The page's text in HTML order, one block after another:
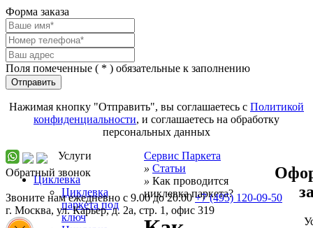
Форма заказа
Поля помеченные ( * ) обязательные к заполнению
Отправить
Нажимая кнопку "Отправить", вы соглашаетесь с Политикой
конфиденциальности, и соглашаетесь на обработку
персональных данных
Обратный звонок
Звоните нам ежедневно с 9.00 до 20.00 +7 (495) 120-09-50
г. Москва, ул. Карьер, д. 2а, стр. 1, офис 319
Услуги
Циклевка
Циклевка
паркета под
ключ
Сервис Паркета
» Статьи
» Как проводится
циклевка паркета?